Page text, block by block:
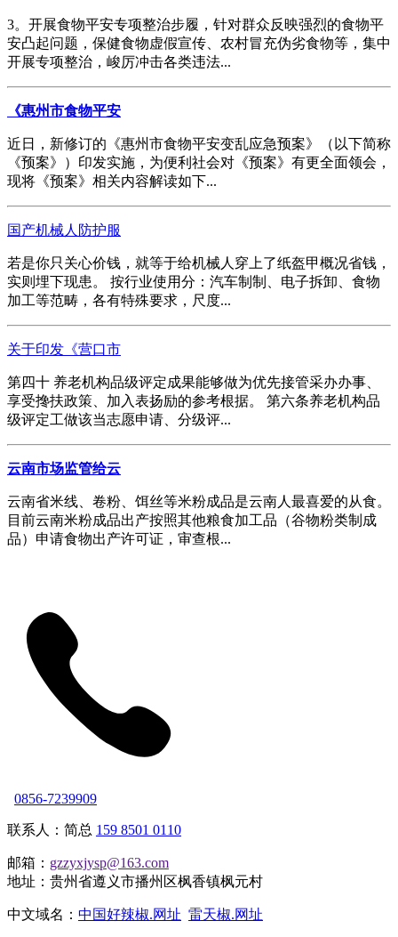
3。开展食物平安专项整治步履，针对群众反映强烈的食物平
安凸起问题，保健食物虚假宣传、农村冒充伪劣食物等，集中
开展专项整治，峻厉冲击各类违法...
《惠州市食物平安
近日，新修订的《惠州市食物平安变乱应急预案》（以下简称
《预案》）印发实施，为便利社会对《预案》有更全面领会，
现将《预案》相关内容解读如下...
国产机械人防护服
若是你只关心价钱，就等于给机械人穿上了纸盔甲概况省钱，
实则埋下现患。 按行业使用分：汽车制制、电子拆卸、食物
加工等范畴，各有特殊要求，尺度...
关于印发《营口市
第四十 养老机构品级评定成果能够做为优先接管采办办事、
享受搀扶政策、加入表扬励的参考根据。 第六条养老机构品
级评定工做该当志愿申请、分级评...
云南市场监管给云
云南省米线、卷粉、饵丝等米粉成品是云南人最喜爱的从食。
目前云南米粉成品出产按照其他粮食加工品（谷物粉类制成
品）申请食物出产许可证，审查根...
0856-7239909
联系人：简总 159 8501 0110
邮箱： gzzyxjysp@163.com
地址：贵州省遵义市播州区枫香镇枫元村
中文域名： 中国好辣椒.网址 雷天椒.网址